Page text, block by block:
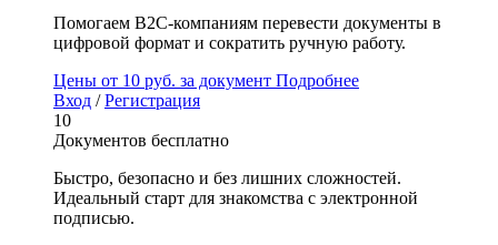
Помогаем B2C-компаниям перевести документы в
цифровой формат и сократить ручную работу.
Цены от 10 руб. за документ Подробнее
Вход / Регистрация
10
Документов бесплатно
Быстро, безопасно и без лишних сложностей.
Идеальный старт для знакомства с электронной
подписью.